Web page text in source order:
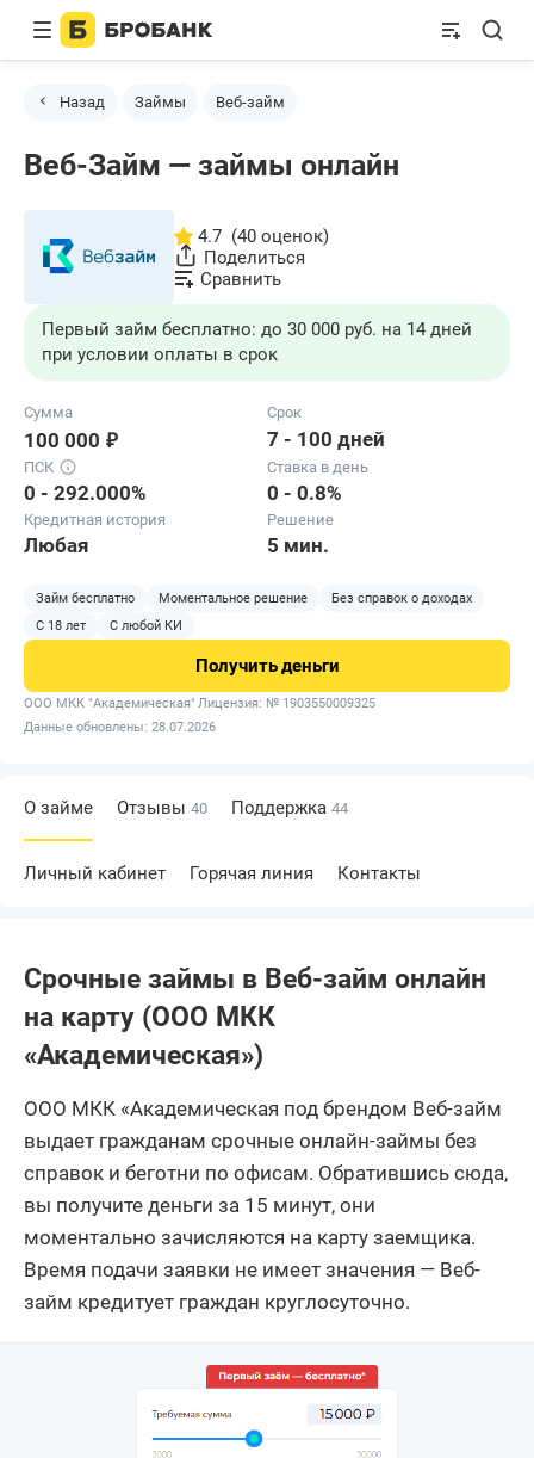
Назад Займы Веб-займ
Веб-Займ — займы онлайн
4.7 (40 оценок)
Поделиться
Сравнить
Первый займ бесплатно: до 30 000 руб. на 14 дней
при условии оплаты в срок
Сумма
100 000 ₽
Срок
7 - 100 дней
ПСК
0 - 292.000%
Ставка в день
0 - 0.8%
Кредитная история
Любая
Решение
5 мин.
Займ бесплатно Моментальное решение
Без справок о доходах
С 18 лет
С любой КИ
Получитьденьги
ООО МКК "Академическая" Лицензия: № 1903550009325
Данные обновлены: 28.07.2026
О займе Отзывы 40 Поддержка 44
Личный кабинет Горячая линия Контакты
Срочные займы в Веб-займ онлайн
на карту (ООО МКК
«Академическая»)
ООО МКК «Академическая под брендом Веб-займ
выдает гражданам срочные онлайн-займы без
справок и беготни по офисам. Обратившись сюда,
вы получите деньги за 15 минут, они
моментально зачисляются на карту заемщика.
Время подачи заявки не имеет значения — Веб-
займ кредитует граждан круглосуточно.